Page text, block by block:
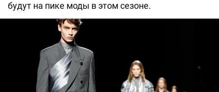
будут на пике моды в этом сезоне.